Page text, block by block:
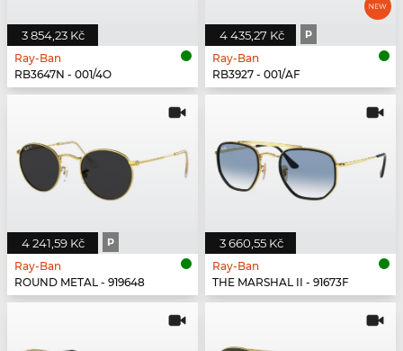
3 854,23 Kč
Ray-Ban
RB3647N - 001/4O
4 435,27 Kč P
Ray-Ban
RB3927 - 001/AF
4 241,59 Kč P
Ray-Ban
ROUND METAL - 919648
3 660,55 Kč
Ray-Ban
THE MARSHAL II - 91673F